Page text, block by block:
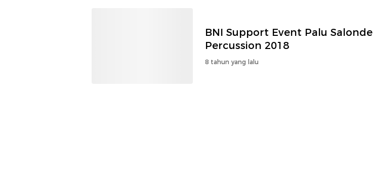
BNI Support Event Palu Salonde
Percussion 2018
8 tahun yang lalu